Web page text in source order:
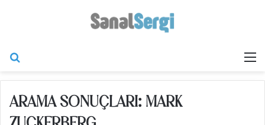
ARAMA SONUÇLARI: MARK